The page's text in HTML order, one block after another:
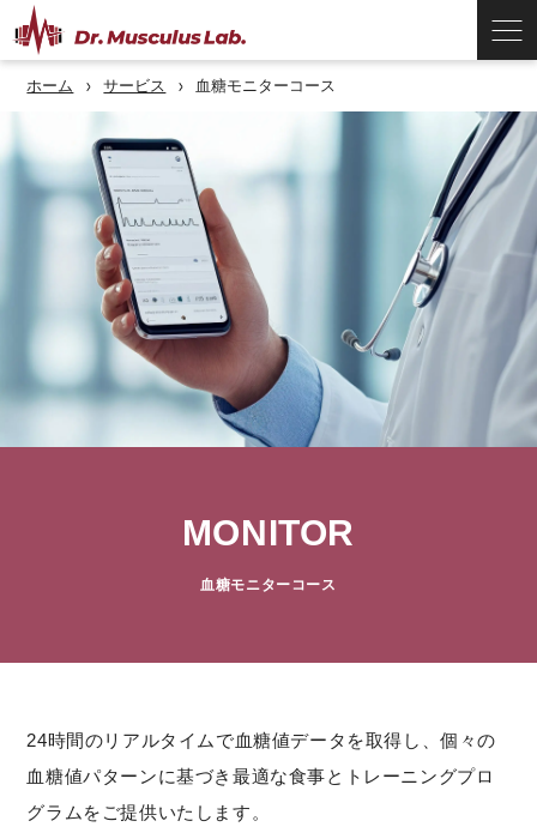
ホーム サービス 血糖モニターコース
MONITOR
血糖モニターコース
24時間のリアルタイムで血糖値データを取得し、個々の
血糖値パターンに基づき最適な食事とトレーニングプロ
グラムをご提供いたします。